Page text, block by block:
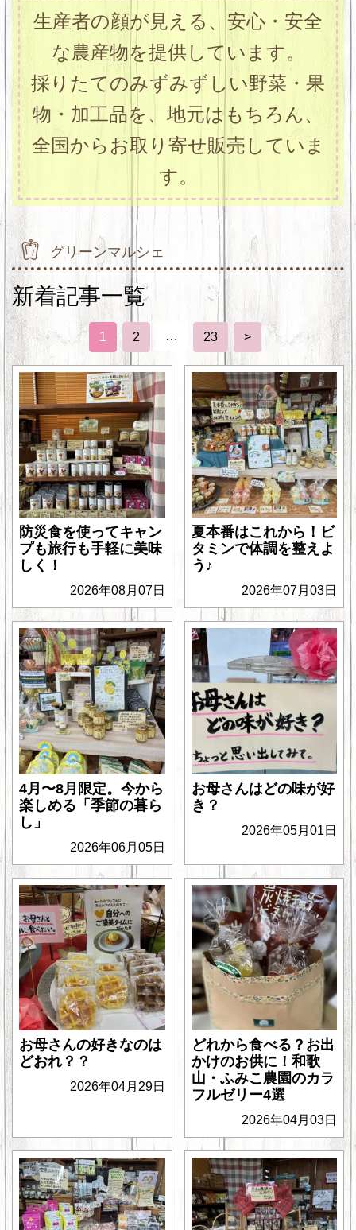
生産者の顔が見える、安心・安全
な農産物を提供しています。
採りたてのみずみずしい野菜・果
物・加工品を、地元はもちろん、
全国からお取り寄せ販売していま
す。
グリーンマルシェ
新着記事一覧
1 2 … 23 >
防災食を使ってキャン
プも旅行も手軽に美味
しく！
2026年08月07日
夏本番はこれから！ビ
タミンで体調を整えよ
う♪
2026年07月03日
4月〜8月限定。今から
楽しめる「季節の暮ら
し」
2026年06月05日
お母さんはどの味が好
き？
2026年05月01日
お母さんの好きなのは
どおれ？？
2026年04月29日
どれから食べる？お出
かけのお供に！和歌
山・ふみこ農園のカラ
フルゼリー4選
2026年04月03日